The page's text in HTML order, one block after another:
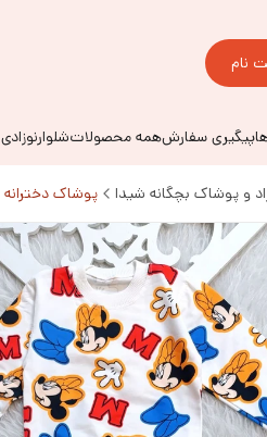
نام
پیگیری سفارشهمه محصولاتشلوارنوزادی
و پوشاک بچگانه شیدا پوشاک دخترانه